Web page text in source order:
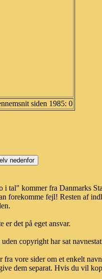
siden 1985: 0
i tal" kommer fra Danmarks
forekomme fejl! Resten af
er det på eget ansvar.
copyright har sat
vore sider om et enkelt
dem separat. Hvis du vil